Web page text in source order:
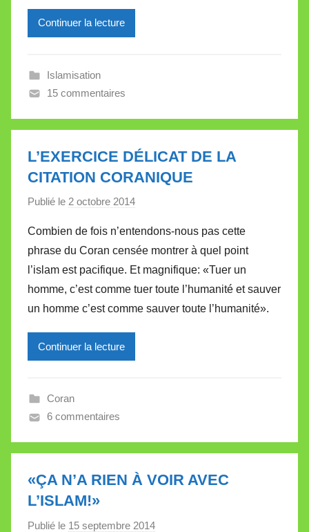
l
e
t
t
Continuer la lecture
Islamisation
15 commentaires
L’EXERCICE DÉLICAT DE LA
CITATION CORANIQUE
Publié le 2 octobre 2014
r
M
i
r
e
l
e
e
Combien de fois n’entendons-nous pas cette
phrase du Coran censée montrer à quel point
l’islam est pacifique. Et magnifique: «Tuer un
homme, c’est comme tuer toute l’humanité et sauver
un homme c’est comme sauver toute l’humanité».
Continuer la lecture
Coran
6 commentaires
«ÇA N’A RIEN À VOIR AVEC
L’ISLAM!»
Publié le 15 septembre 2014